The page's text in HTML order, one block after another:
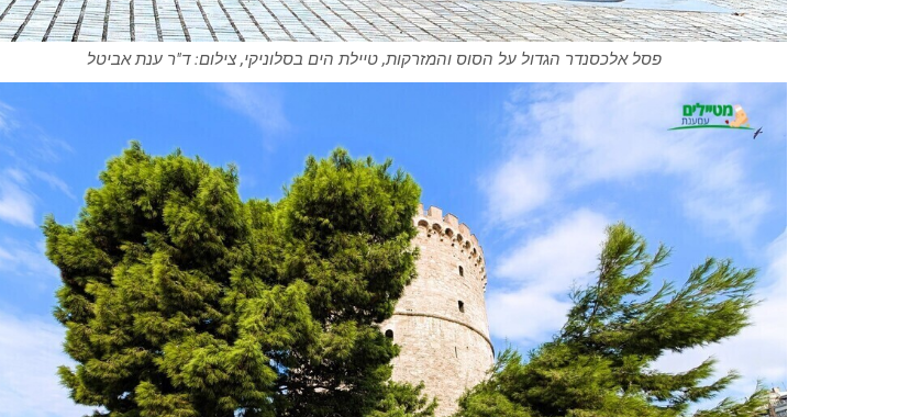
פסל אלכסנדר הגדול על הסוס והמזרקות, טיילת הים בסלוניקי, צילום: ד"ר ענת אביטל